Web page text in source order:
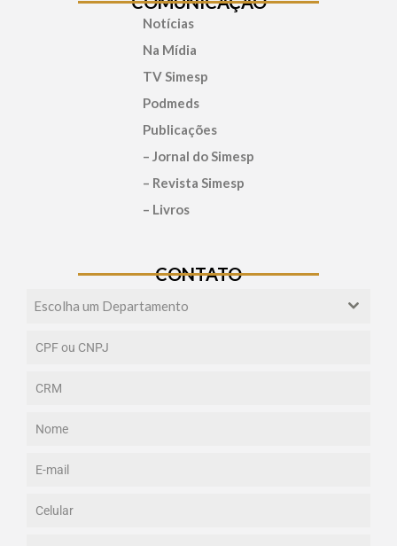
Notícias
Na Mídia
TV Simesp
Podmeds
Publicações
– Jornal do Simesp
– Revista Simesp
– Livros
CONTATO
Escolha um Departamento